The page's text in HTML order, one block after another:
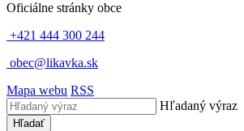
Oficiálne stránky obce
+421 444 300 244
obec@likavka.sk
Mapa webu RSS
Hľadaný výraz
Hľadať